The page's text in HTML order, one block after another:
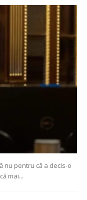
nu pentru că a decis-o
mai...